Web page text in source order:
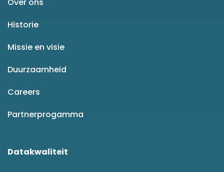
Over ons
Historie
Missie en visie
Duurzaamheid
Careers
Partnerprogamma
Datakwaliteit